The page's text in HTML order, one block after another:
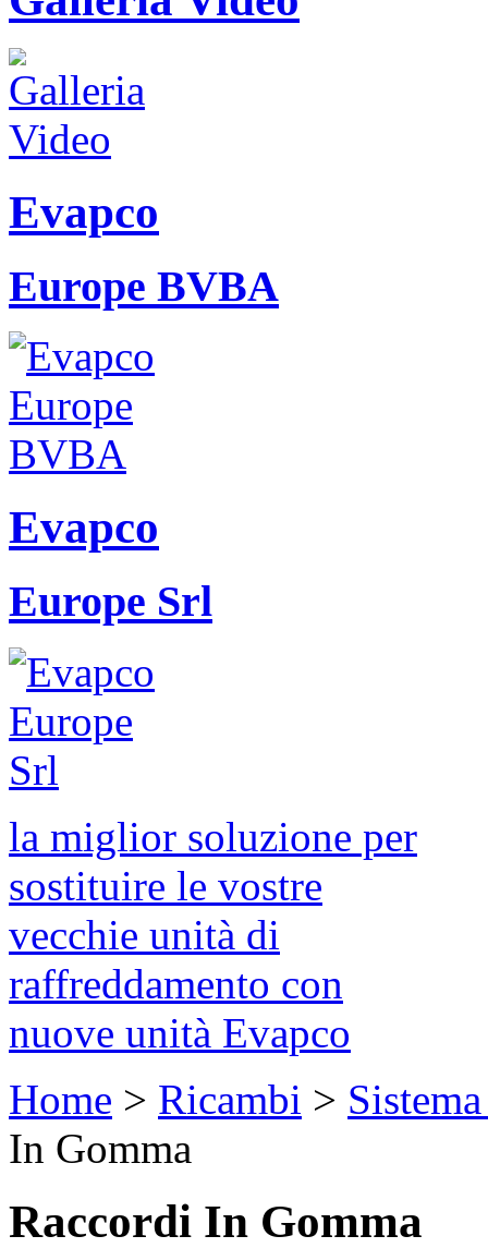
Evapco
Europe BVBA
Evapco
Europe Srl
la miglior soluzione per
sostituire le vostre
vecchie unità di
raffreddamento con
nuove unità Evapco
Home > Ricambi >
In Gomma
Raccordi In Gomma